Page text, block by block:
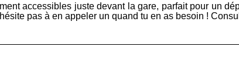
accessibles juste devant la gare, parfait pour un
pas à en appeler un quand tu en as besoin !